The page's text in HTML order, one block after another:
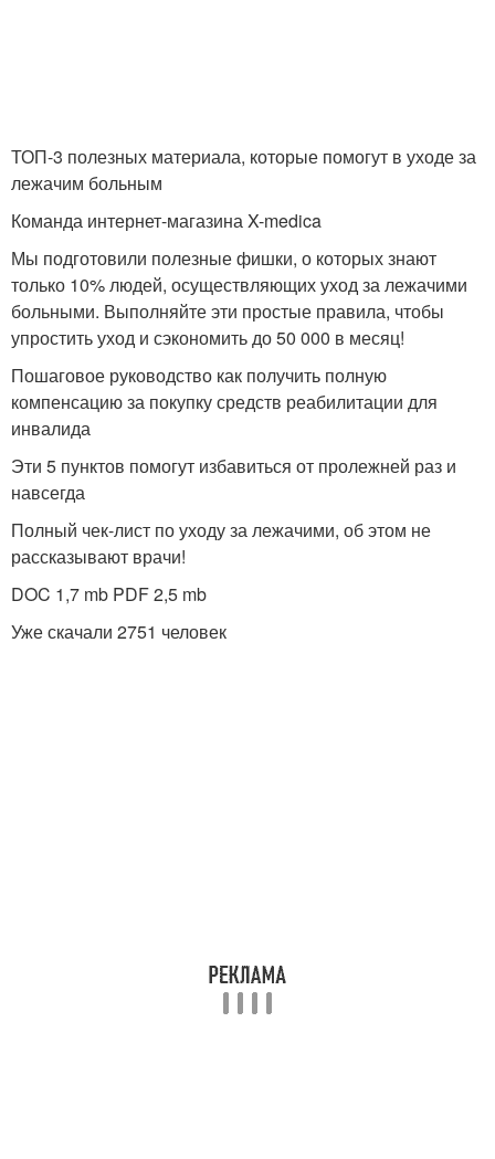
ТОП-3 полезных материала, которые помогут в уходе за
лежачим больным
Команда интернет-магазина X-medica
Мы подготовили полезные фишки, о которых знают
только 10% людей, осуществляющих уход за лежачими
больными. Выполняйте эти простые правила, чтобы
упростить уход и сэкономить до 50 000 в месяц!
Пошаговое руководство как получить полную
компенсацию за покупку средств реабилитации для
инвалида
Эти 5 пунктов помогут избавиться от пролежней раз и
навсегда
Полный чек-лист по уходу за лежачими, об этом не
рассказывают врачи!
DOC 1,7 mb PDF 2,5 mb
Уже скачали 2751 человек